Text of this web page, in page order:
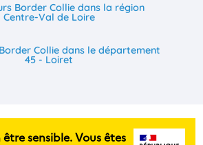
Border Collie dans la région
Centre-Val de Loire
Collie dans le département
45 - Loiret
sensible. Vous êtes